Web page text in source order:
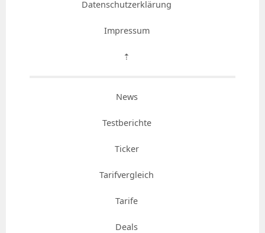
Datenschutzerklärung
Impressum
⇡
News
Testberichte
Ticker
Tarifvergleich
Tarife
Deals